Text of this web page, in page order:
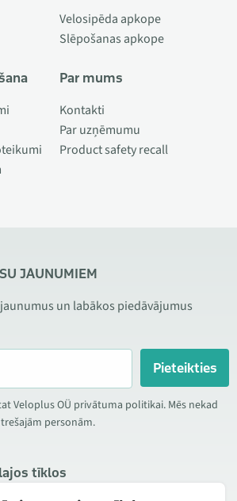
Velosipēda apkope
Slēpošanas apkope
Par mums
Kontakti
Par uzņēmumu
Product safety recall
JAUNUMIEM
un labākos piedāvājumus
Pieteikties
Veloplus OÜ privātuma politikai. Mēs nekad
personām.
tīklos